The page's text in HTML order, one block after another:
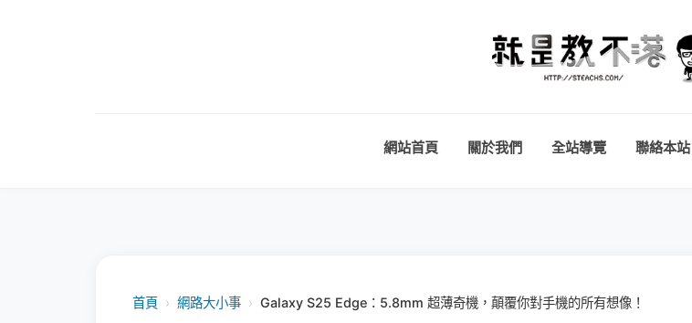
網站首頁 關於我們 全站導覽 聯絡本站
首頁 › 網路大小事 › Galaxy S25 Edge：5.8mm 超薄奇機，顛覆你對手機的所有想像！